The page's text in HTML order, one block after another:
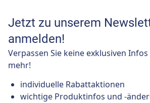
Jetzt zu unserem
anmelden!
Verpassen Sie keine exklusiven
mehr!
individuelle Rabattaktionen
wichtige Produktinfos und -